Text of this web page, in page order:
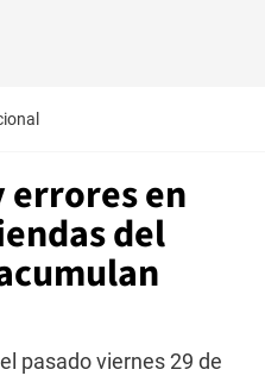
errores en
del
pasado viernes 29 de